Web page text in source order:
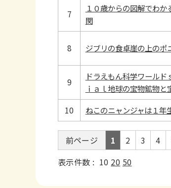
7
１０歳からの図解でわか
関
8 ジブリの食卓崖の上のポ
9
ドラえもん科学ワールド
ｉａｌ地球の宝物鉱物と
10 ねこのニャンジャは１年
前ページ 1 2 3 4
表示件数 : 10 20 50